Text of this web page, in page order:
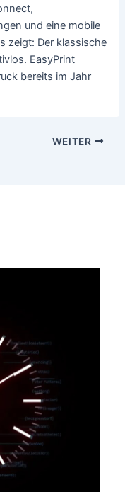
und eine mobile
zeigt: Der klassische
EasyPrint
bereits im Jahr
WEITER